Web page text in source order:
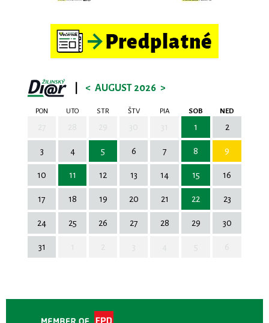
< AUGUST 2026 >
PON UTO STR ŠTV PIA SOB NED
1 2
3 4 5 6 7 8 9
10 11 12 13 14 15 16
17 18 19 20 21 22 23
24 25 26 27 28 29 30
31